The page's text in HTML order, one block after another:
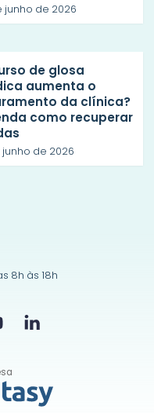
junho de 2026
de glosa
aumenta o
da clínica?
como recuperar
junho de 2026
8h às 18h